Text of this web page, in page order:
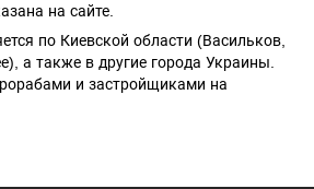
на сайте.
по Киевской области (Васильков,
а также в другие города Украины.
и застройщиками на